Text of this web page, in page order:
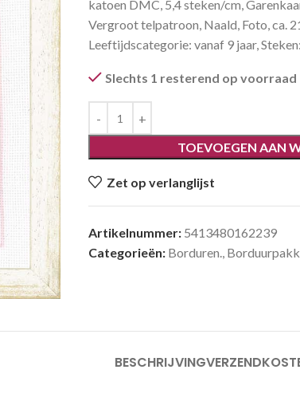
katoen DMC, 5,4 steken/cm,
Vergroot telpatroon, Naald, Foto, ca.
Leeftijdscategorie: vanaf 9 jaar,
Slechts 1 resterend op voorraad
TOEVOEGEN AAN
Zet op verlanglijst
Artikelnummer: 5413480162239
Categorieën: Borduren.,
BESCHRIJVING